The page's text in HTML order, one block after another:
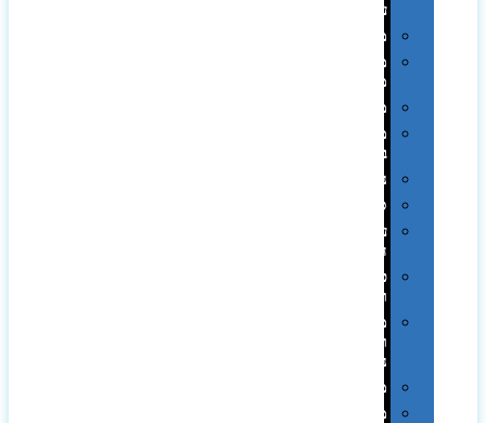
עור
מחברות
מחזיקי
מפתחות
משחקים
מתנה
בפחית
נסיעות
ספורט
על
השולחן…
פינוק
וספא
מזוודות
ותיקי
נסיעות
מטריות
מוצרי